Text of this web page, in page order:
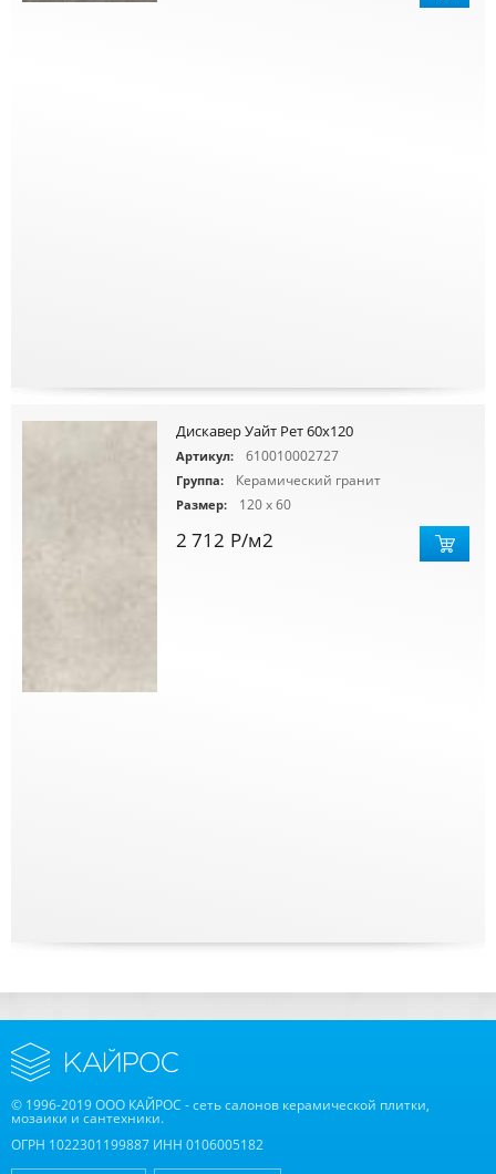
Дискавер Уайт Рет 60х120
Артикул: 610010002727
Группа: Керамический гранит
Размер: 120 x 60
2 712 Р/м2
© 1996-2019 ООО КАЙРОС - сеть салонов керамической плитки,
мозаики и сантехники.
ОГРН 1022301199887 ИНН 0106005182